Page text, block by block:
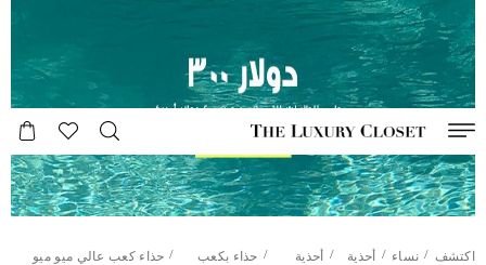
اكتشف / نساء /
أحذية
/
أحذية
/ حذاء بكعب
/ حذاء كعب عالي ميو ميو